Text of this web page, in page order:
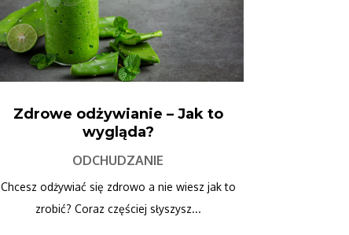
Zdrowe odżywianie – Jak to
wygląda?
ODCHUDZANIE
Chcesz odżywiać się zdrowo a nie wiesz jak to
zrobić? Coraz częściej słyszysz...